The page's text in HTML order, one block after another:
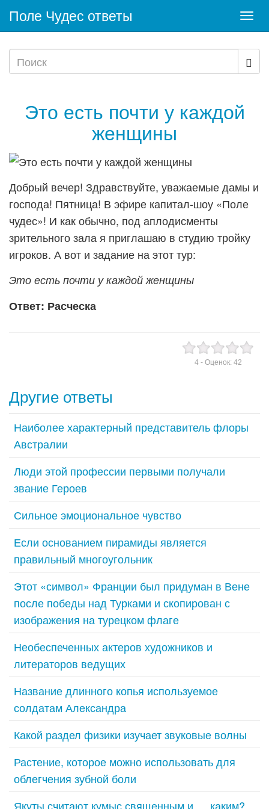
Поле Чудес ответы
Это есть почти у каждой
женщины
Добрый вечер! Здравствуйте, уважаемые дамы и
господа! Пятница! В эфире капитал-шоу «Поле
чудес»! И как обычно, под аплодисменты
зрительного зала я приглашаю в студию тройку
игроков. А вот и задание на этот тур:
Это есть почти у каждой женщины
Ответ: Расческа
4- Оценок: 42
Другие ответы
Наиболее характерный представитель флоры
Австралии
Люди этой профессии первыми получали
звание Героев
Сильное эмоциональное чувство
Если основанием пирамиды является
правильный многоугольник
Этот «символ» Франции был придуман в Вене
после победы над Турками и скопирован с
изображения на турецком флаге
Необеспеченных актеров художников и
литераторов ведущих
Название длинного копья используемое
солдатам Александра
Какой раздел физики изучает звуковые волны
Растение, которое можно использовать для
облегчения зубной боли
Якуты считают кумыс священным и … каким?